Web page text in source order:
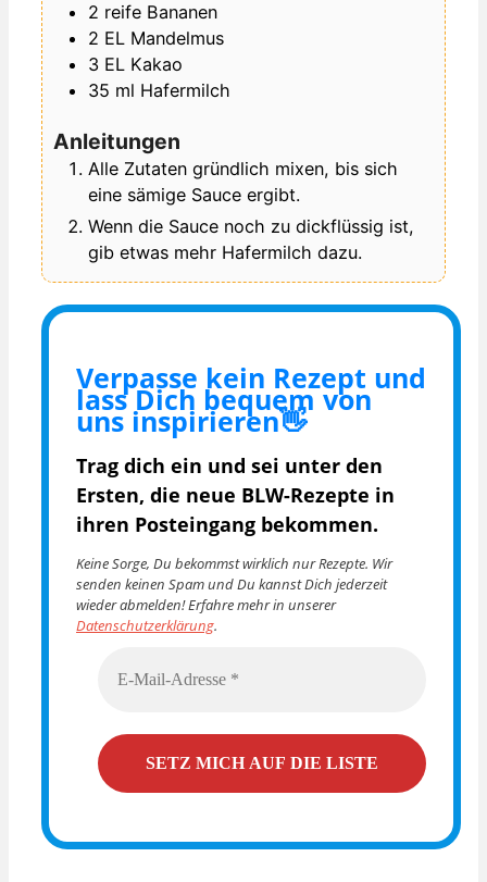
2 reife Bananen
2 EL Mandelmus
3 EL Kakao
35 ml Hafermilch
Anleitungen
Alle Zutaten gründlich mixen, bis sich
eine sämige Sauce ergibt.
Wenn die Sauce noch zu dickflüssig ist,
gib etwas mehr Hafermilch dazu.
Verpasse kein Rezept und
lass Dich bequem von
uns inspirieren👋
Trag dich ein und sei unter den
Ersten, die neue BLW-Rezepte in
ihren Posteingang bekommen.
Keine Sorge, Du bekommst wirklich nur Rezepte. Wir
senden keinen Spam und Du kannst Dich jederzeit
wieder abmelden! Erfahre mehr in unserer
Datenschutzerklärung.